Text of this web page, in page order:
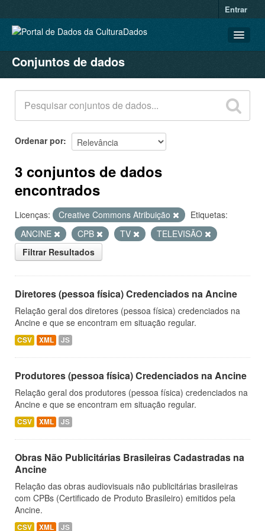
Entrar
CONJUNTOS DE DADOS
ORGANIZAÇÕES
GRUPOS
SOBRE
Conjuntos de dados
Ordenar por
3 conjuntos de dados
encontrados
Licenças: Creative Commons Atribuição
Etiquetas:
ANCINE
CPB TV
TELEVISÃO
Filtrar Resultados
Diretores (pessoa física) Credenciados na Ancine
Relação geral dos diretores (pessoa física) credenciados na
Ancine e que se encontram em situação regular.
CSV XML JS
Produtores (pessoa física) Credenciados na Ancine
Relação geral dos produtores (pessoa física) credenciados na
Ancine e que se encontram em situação regular.
CSV XML JS
Obras Não Publicitárias Brasileiras Cadastradas na
Ancine
Relação das obras audiovisuais não publicitárias brasileiras
com CPBs (Certificado de Produto Brasileiro) emitidos pela
Ancine.
CSV XML JS